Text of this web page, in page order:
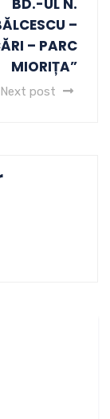
–
– PARC
MIORIȚA”
Next post